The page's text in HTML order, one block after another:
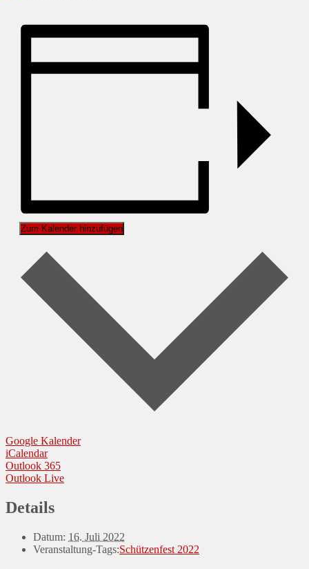
Zum Kalender hinzufügen
Google Kalender
iCalendar
Outlook 365
Outlook Live
Details
Datum: 16. Juli 2022
Veranstaltung-Tags:Schützenfest 2022